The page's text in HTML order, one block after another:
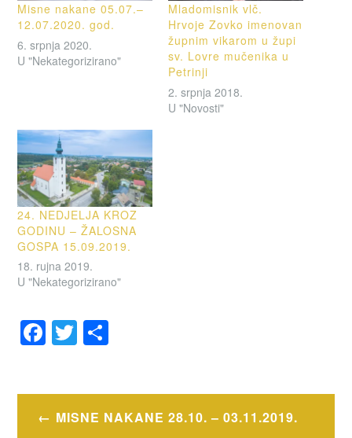
Misne nakane 05.07.–
12.07.2020. god.
6. srpnja 2020.
U "Nekategorizirano"
Mladomisnik vlč.
Hrvoje Zovko imenovan
župnim vikarom u župi
sv. Lovre mučenika u
Petrinji
2. srpnja 2018.
U "Novosti"
24. NEDJELJA KROZ
GODINU – ŽALOSNA
GOSPA 15.09.2019.
18. rujna 2019.
U "Nekategorizirano"
F
a
e
T
wi
er e
Navigacija
MISNE NAKANE 28.10. – 03.11.2019.